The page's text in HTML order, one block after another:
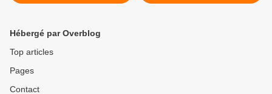
Hébergé par Overblog
Top articles
Pages
Contact